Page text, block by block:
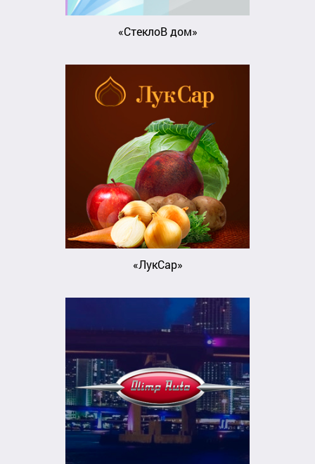
«СтеклоВ дом»
«ЛукСар»